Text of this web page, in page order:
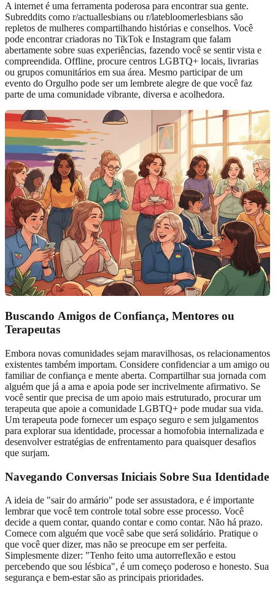
A internet é uma ferramenta poderosa para encontrar sua gente.
Subreddits como r/actuallesbians ou r/latebloomerlesbians são
repletos de mulheres compartilhando histórias e conselhos. Você
pode encontrar criadoras no TikTok e Instagram que falam
abertamente sobre suas experiências, fazendo você se sentir vista e
compreendida. Offline, procure centros LGBTQ+ locais, livrarias
ou grupos comunitários em sua área. Mesmo participar de um
evento do Orgulho pode ser um lembrete alegre de que você faz
parte de uma comunidade vibrante, diversa e acolhedora.
Buscando Amigos de Confiança, Mentores ou
Terapeutas
Embora novas comunidades sejam maravilhosas, os relacionamentos
existentes também importam. Considere confidenciar a um amigo ou
familiar de confiança e mente aberta. Compartilhar sua jornada com
alguém que já a ama e apoia pode ser incrivelmente afirmativo. Se
você sentir que precisa de um apoio mais estruturado, procurar um
terapeuta que apoie a comunidade LGBTQ+ pode mudar sua vida.
Um terapeuta pode fornecer um espaço seguro e sem julgamentos
para explorar sua identidade, processar a homofobia internalizada e
desenvolver estratégias de enfrentamento para quaisquer desafios
que surjam.
Navegando Conversas Iniciais Sobre Sua Identidade
A ideia de "sair do armário" pode ser assustadora, e é importante
lembrar que você tem controle total sobre esse processo. Você
decide a quem contar, quando contar e como contar. Não há prazo.
Comece com alguém que você sabe que será solidário. Pratique o
que você quer dizer, mas não se preocupe em ser perfeita.
Simplesmente dizer: "Tenho feito uma autorreflexão e estou
percebendo que sou lésbica", é um começo poderoso e honesto. Sua
segurança e bem-estar são as principais prioridades.